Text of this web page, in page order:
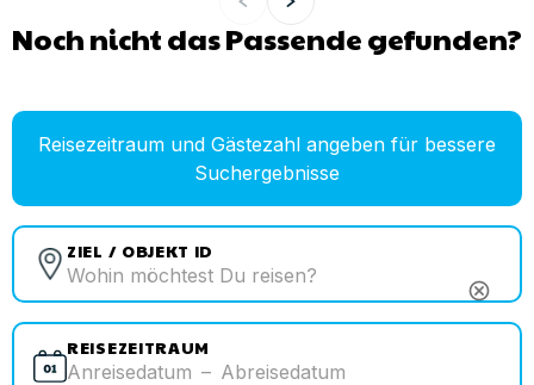
Noch nicht das Passende gefunden?
Reisezeitraum und Gästezahl angeben für bessere
Suchergebnisse
ZIEL / OBJEKT ID
cancel
REISEZEITRAUM
Anreisedatum – Abreisedatum